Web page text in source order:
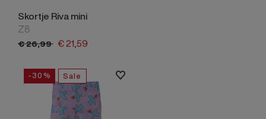
Skortje Riva mini
Z8
€26,99 €21,59
-30% Sale